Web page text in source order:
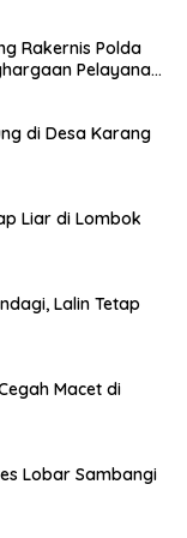
Rakernis Polda
Pelayanan
di Desa Karang
Liar di Lombok
Lalin Tetap
Macet di
Lobar Sambangi